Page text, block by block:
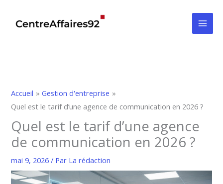
Accueil
Gestion d'entreprise
Quel est le tarif d’une agence de communication en 2026 ?
Quel est le tarif d’une agence
de communication en 2026 ?
mai 9, 2026/ Par La rédaction